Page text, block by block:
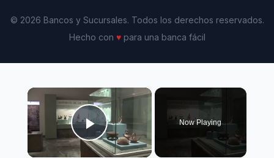
© 2026 Bancos y Sucursales. Todos los derechos reservados.
Hecho con ♥para una banca fácil
×
Play Video
Now Playing